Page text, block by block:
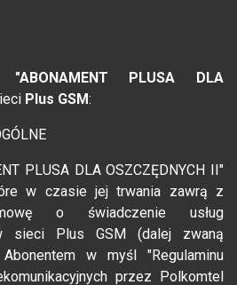
"ABONAMENT PLUSA DLA
Plus GSM:
PLUSA DLA OSZCZĘDNYCH II"
w czasie jej trwania zawrą z
o świadczenie usług
sieci Plus GSM (dalej zwaną
w myśl "Regulaminu
przez Polkomtel